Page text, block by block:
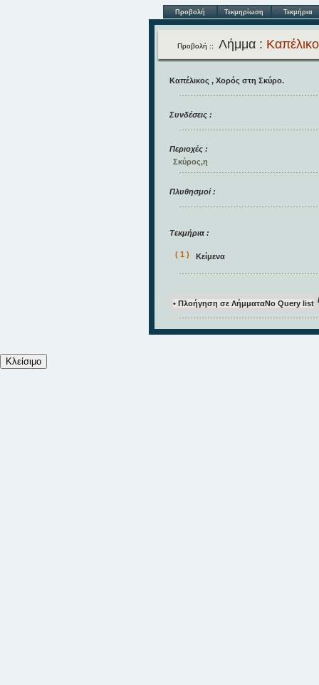
Προβολή Τεκμηρίωση Τεκμήρια
Προβολή :: Λήμμα :
Καπέλικος , Χορός στη Σκύρο.
Συνδέσεις :
Περιοχές :
Σκύρος,η
Πλυθησμοί :
Τεκμήρια :
( 1 ) Κείμενα
• Πλοήγηση σε ΛήμματαNo Query list